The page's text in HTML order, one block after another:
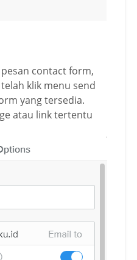
contact form,
klik menu send
yang tersedia.
atau link tertentu